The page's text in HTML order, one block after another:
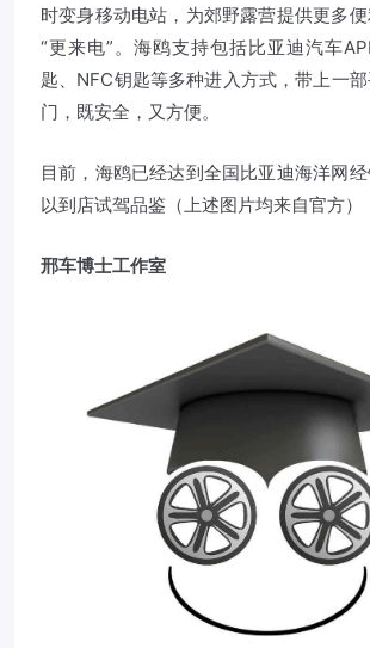
时变身移动电站，为郊野露营提供更多
“更来电”。海鸥支持包括比亚迪汽车
匙、NFC钥匙等多种进入方式，带上一
门，既安全，又方便。
目前，海鸥已经达到全国比亚迪海洋网
以到店试驾品鉴（上述图片均来自官方）
邢车博士工作室